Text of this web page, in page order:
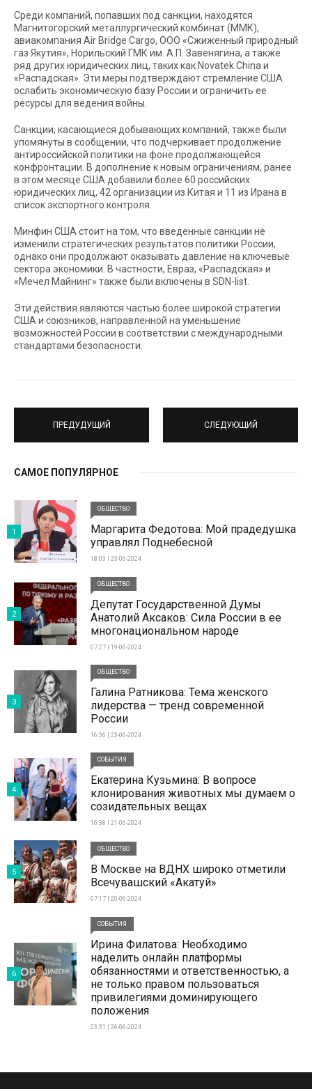
Среди компаний, попавших под санкции, находятся
Магнитогорский металлургический комбинат (ММК),
авиакомпания Air Bridge Cargo, ООО «Сжиженный природный
газ Якутия», Норильский ГМК им. А.П. Завенягина, а также
ряд других юридических лиц, таких как Novatek China и
«Распадская». Эти меры подтверждают стремление США
ослабить экономическую базу России и ограничить ее
ресурсы для ведения войны.
Санкции, касающиеся добывающих компаний, также были
упомянуты в сообщении, что подчеркивает продолжение
антироссийской политики на фоне продолжающейся
конфронтации. В дополнение к новым ограничениям, ранее
в этом месяце США добавили более 60 российских
юридических лиц, 42 организации из Китая и 11 из Ирана в
список экспортного контроля.
Минфин США стоит на том, что введенные санкции не
изменили стратегических результатов политики России,
однако они продолжают оказывать давление на ключевые
сектора экономики. В частности, Евраз, «Распадская» и
«Мечел Майнинг» также были включены в SDN-list.
Эти действия являются частью более широкой стратегии
США и союзников, направленной на уменьшение
возможностей России в соответствии с международными
стандартами безопасности.
ПРЕДУДУЩИЙ СЛЕДУЮЩИЙ
САМОЕ ПОПУЛЯРНОЕ
ОБЩЕСТВО
Маргарита Федотова: Мой прадедушка
управлял Поднебесной
18:03 | 23-06-2024
1
ОБЩЕСТВО
Депутат Государственной Думы
Анатолий Аксаков: Сила России в ее
многонациональном народе
07:27 | 19-06-2024
2
ОБЩЕСТВО
Галина Ратникова: Тема женского
лидерства — тренд современной
России
16:36 | 23-06-2024
3
СОБЫТИЯ
Екатерина Кузьмина: В вопросе
клонирования животных мы думаем о
созидательных вещах
16:38 | 21-06-2024
4
ОБЩЕСТВО
В Москве на ВДНХ широко отметили
Всечувашский «Акатуй»
07:17 | 20-06-2024
5
СОБЫТИЯ
Ирина Филатова: Необходимо
наделить онлайн платформы
обязанностями и ответственностью, а
не только правом пользоваться
привилегиями доминирующего
положения
23:31 | 26-06-2024
6